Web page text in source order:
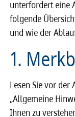
unterfordert eine
folgende
und wie der
1.
Lesen Sie vor
„Allgemeine
Ihnen zu